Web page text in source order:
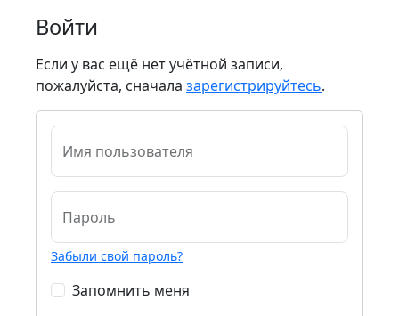
Войти
Если у вас ещё нет учётной записи,
пожалуйста, сначала зарегистрируйтесь.
Имя пользователя
Пароль
Забыли свой пароль?
Запомнить меня